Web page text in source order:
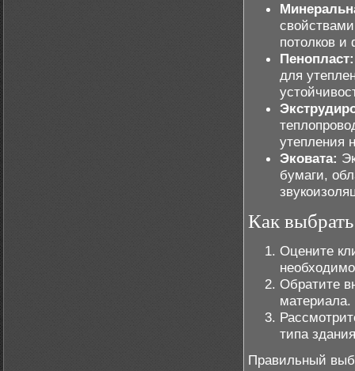
потолков и
Пенопласт:
для
утепления
Эковата:
бумаги,
Как
Оцените
Обратите
материала.
типа
Правильный